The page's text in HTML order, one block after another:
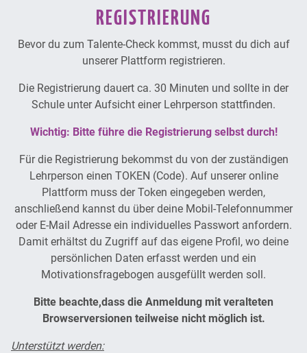
REGISTRIERUNG
Bevor du zum Talente-Check kommst, musst du dich auf
unserer Plattform registrieren.
Die Registrierung dauert ca. 30 Minuten und sollte in der
Schule unter Aufsicht einer Lehrperson stattfinden.
Wichtig: Bitte führe die Registrierung selbst durch!
Für die Registrierung bekommst du von der zuständigen
Lehrperson einen TOKEN (Code). Auf unserer online
Plattform muss der Token eingegeben werden,
anschließend kannst du über deine Mobil-Telefonnummer
oder E-Mail Adresse ein individuelles Passwort anfordern.
Damit erhältst du Zugriff auf das eigene Profil, wo deine
persönlichen Daten erfasst werden und ein
Motivationsfragebogen ausgefüllt werden soll.
Bitte beachte,dass die Anmeldung mit veralteten
Browserversionen teilweise nicht möglich ist.
Unterstützt werden: